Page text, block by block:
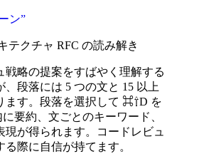
ン”
テクチャ RFC の読み解き
戦略の提案をすばやく理解する
、段落には 5 つの文と 15 以上
ます。段落を選択して ⌘⇧D を
要約、文ごとのキーワード、
現が得られます。コードレビュ
際に自信が持てます。